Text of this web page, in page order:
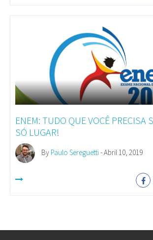
ENEM: TUDO QUE VOCÊ PRECISA
SÓ LUGAR!
By Paulo Sereguetti- Abril 10, 2019